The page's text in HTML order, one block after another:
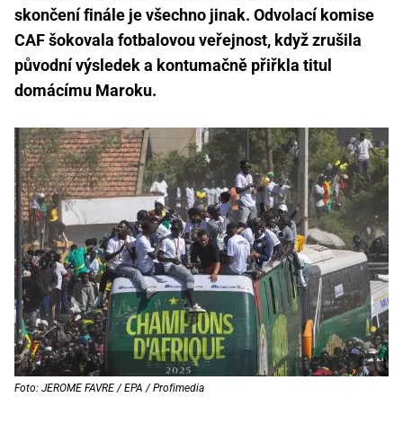
skončení finále je všechno jinak. Odvolací komise
CAF šokovala fotbalovou veřejnost, když zrušila
původní výsledek a kontumačně přiřkla titul
domácímu Maroku.
Foto: JEROME FAVRE / EPA / Profimedia